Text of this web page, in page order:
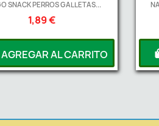
SNACK PERROS GALLETAS...
1,89 €
AGREGAR AL CARRITO